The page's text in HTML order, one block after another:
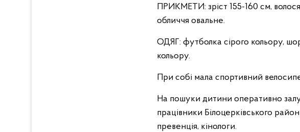
ПРИКМЕТИ: зріст 155-160 см,
обличчя овальне.
ОДЯГ: футболка сірого кольору,
кольору.
При собі мала спортивний
На пошуки дитини оперативно
працівники Білоцерківського
превенція, кінологи.